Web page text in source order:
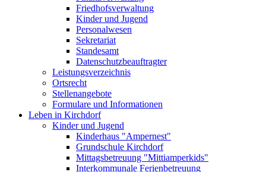
Friedhofsverwaltung
Kinder und Jugend
Personalwesen
Sekretariat
Standesamt
Datenschutzbeauftragter
Leistungsverzeichnis
Ortsrecht
Stellenangebote
Formulare und Informationen
Leben in Kirchdorf
Kinder und Jugend
Kinderhaus "Ampernest"
Grundschule Kirchdorf
Mittagsbetreuung "Mittiamperkids"
Interkommunale Ferienbetreuung